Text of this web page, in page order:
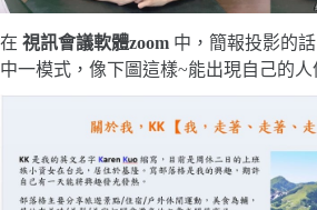
在 視訊會議軟體zoom 中，簡報投影的
中一模式，像下圖這樣~能出現自己的人